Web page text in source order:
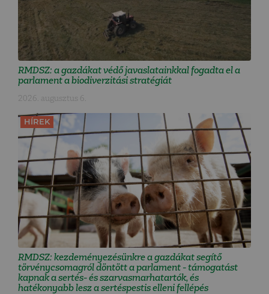
RMDSZ: a gazdákat védő javaslatainkkal fogadta el a
parlament a biodiverzitási stratégiát
2026. augusztus 6.
HÍREK
RMDSZ: kezdeményezésünkre a gazdákat segítő
törvénycsomagról döntött a parlament - támogatást
kapnak a sertés- és szarvasmarhatartók, és
hatékonyabb lesz a sertéspestis elleni fellépés